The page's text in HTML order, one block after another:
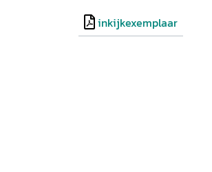
inkijkexemplaar